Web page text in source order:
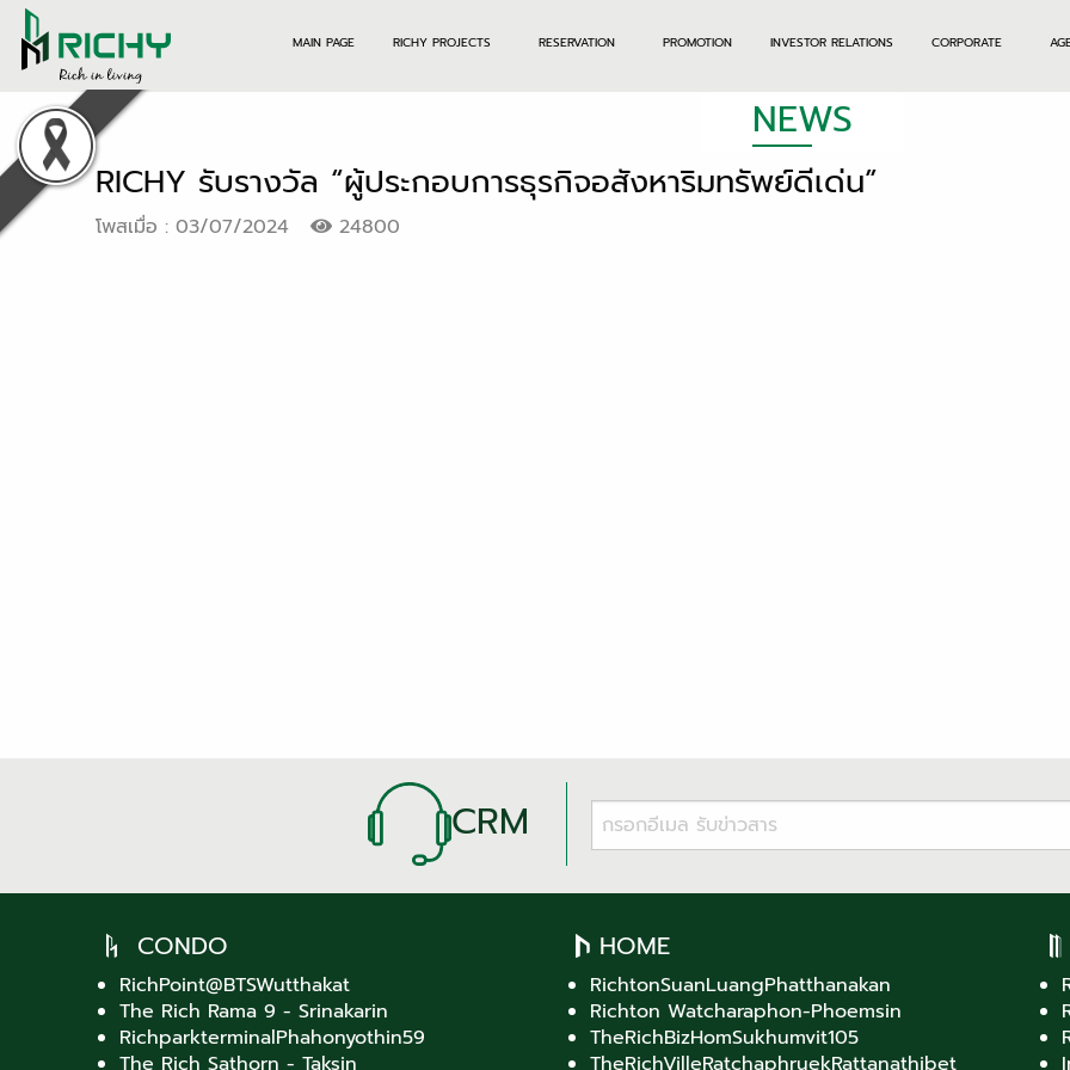
MAIN PAGE RICHY PROJECTS RESERVATION PROMOTION INVESTOR RELATIONS CORPORATE
NEWS
RICHY รับรางวัล “ผู้ประกอบการธุรกิจอสังหาริมทรัพย์ดีเด่น”
โพสเมื่อ : 03/07/2024 24800
CRM
CONDO
RichPoint@BTSWutthakat
The Rich Rama 9 - Srinakarin
RichparkterminalPhahonyothin59
The Rich Sathorn - Taksin
HOME
RichtonSuanLuangPhatthanakan
Richton Watcharaphon-Phoemsin
TheRichBizHomSukhumvit105
TheRichVilleRatchaphruekRattanathibet